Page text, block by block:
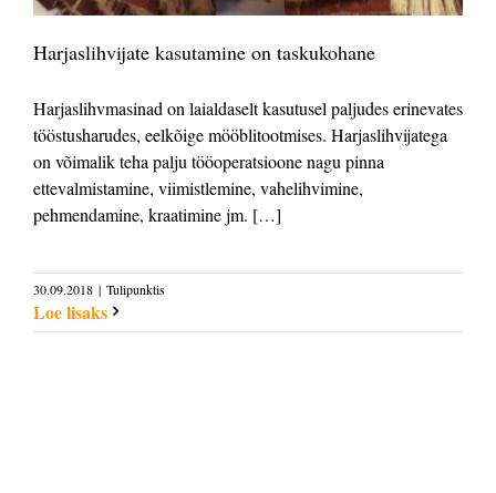
Harjaslihvijate kasutamine on taskukohane
Harjaslihvmasinad on laialdaselt kasutusel paljudes erinevates
tööstusharudes, eelkõige mööblitootmises. Harjaslihvijatega
on võimalik teha palju tööoperatsioone nagu pinna
ettevalmistamine, viimistlemine, vahelihvimine,
pehmendamine, kraatimine jm. […]
30.09.2018 | Tulipunktis
Loe lisaks